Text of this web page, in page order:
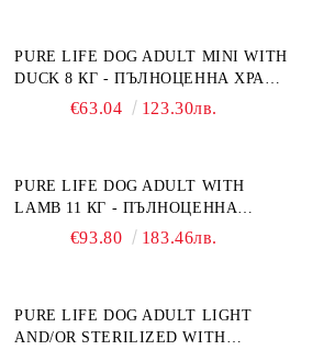
PURE LIFE DOG ADULT MINI WITH
DUCK 8 КГ - ПЪЛНОЦЕННА ХРАНА
ЗА ПОРАСНАЛИ КУЧЕТА ОТ
ГЛУТЕН. ПРОИЗВЕДЕНА ВЪВ
ФРАНЦИЯ.
€63.04 123.30лв.
PURE LIFE DOG ADULT WITH
LAMB 11 КГ - ПЪЛНОЦЕННА
ХРАНА ЗА ПОРАСНАЛИ КУЧЕТА С
НАД 1 ГОДИНА. БЕЗ ЗЪРНО, БЕЗ
ГЛУТЕН. ПРОИЗВЕДЕНА ВЪВ
€93.80 183.46лв.
PURE LIFE DOG ADULT LIGHT
AND/OR STERILIZED WITH